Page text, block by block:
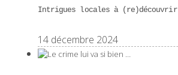
Intrigues locales à (re)découvrir
14 décembre 2024